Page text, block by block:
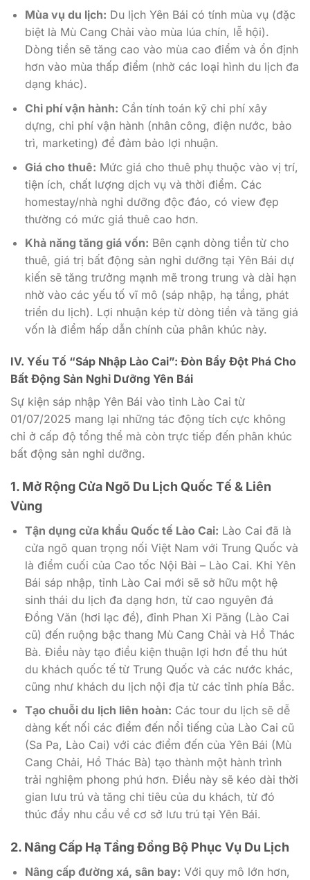
Mùa vụ du lịch: Du lịch Yên Bái có tính mùa vụ (đặc
biệt là Mù Cang Chải vào mùa lúa chín, lễ hội).
Dòng tiền sẽ tăng cao vào mùa cao điểm và ổn định
hơn vào mùa thấp điểm (nhờ các loại hình du lịch đa
dạng khác).
Chi phí vận hành: Cần tính toán kỹ chi phí xây
dựng, chi phí vận hành (nhân công, điện nước, bảo
trì, marketing) để đảm bảo lợi nhuận.
Giá cho thuê: Mức giá cho thuê phụ thuộc vào vị trí,
tiện ích, chất lượng dịch vụ và thời điểm. Các
homestay/nhà nghỉ dưỡng độc đáo, có view đẹp
thường có mức giá thuê cao hơn.
Khả năng tăng giá vốn: Bên cạnh dòng tiền từ cho
thuê, giá trị bất động sản nghỉ dưỡng tại Yên Bái dự
kiến sẽ tăng trưởng mạnh mẽ trong trung và dài hạn
nhờ vào các yếu tố vĩ mô (sáp nhập, hạ tầng, phát
triển du lịch). Lợi nhuận kép từ dòng tiền và tăng giá
vốn là điểm hấp dẫn chính của phân khúc này.
IV. Yếu Tố “Sáp Nhập Lào Cai”: Đòn Bẩy Đột Phá Cho
Bất Động Sản Nghỉ Dưỡng Yên Bái
Sự kiện sáp nhập Yên Bái vào tỉnh Lào Cai từ
01/07/2025 mang lại những tác động tích cực không
chỉ ở cấp độ tổng thể mà còn trực tiếp đến phân khúc
bất động sản nghỉ dưỡng.
1. Mở Rộng Cửa Ngõ Du Lịch Quốc Tế & Liên
Vùng
Tận dụng cửa khẩu Quốc tế Lào Cai: Lào Cai đã là
cửa ngõ quan trọng nối Việt Nam với Trung Quốc và
là điểm cuối của Cao tốc Nội Bài – Lào Cai. Khi Yên
Bái sáp nhập, tỉnh Lào Cai mới sẽ sở hữu một hệ
sinh thái du lịch đa dạng hơn, từ cao nguyên đá
Đồng Văn (hơi lạc đề), đỉnh Phan Xi Păng (Lào Cai
cũ) đến ruộng bậc thang Mù Cang Chải và Hồ Thác
Bà. Điều này tạo điều kiện thuận lợi hơn để thu hút
du khách quốc tế từ Trung Quốc và các nước khác,
cũng như khách du lịch nội địa từ các tỉnh phía Bắc.
Tạo chuỗi du lịch liên hoàn: Các tour du lịch sẽ dễ
dàng kết nối các điểm đến nổi tiếng của Lào Cai cũ
(Sa Pa, Lào Cai) với các điểm đến của Yên Bái (Mù
Cang Chải, Hồ Thác Bà) tạo thành một hành trình
trải nghiệm phong phú hơn. Điều này sẽ kéo dài thời
gian lưu trú và tăng chi tiêu của du khách, từ đó
thúc đẩy nhu cầu về cơ sở lưu trú tại Yên Bái.
2. Nâng Cấp Hạ Tầng Đồng Bộ Phục Vụ Du Lịch
Nâng cấp đường xá, sân bay: Với quy mô lớn hơn,